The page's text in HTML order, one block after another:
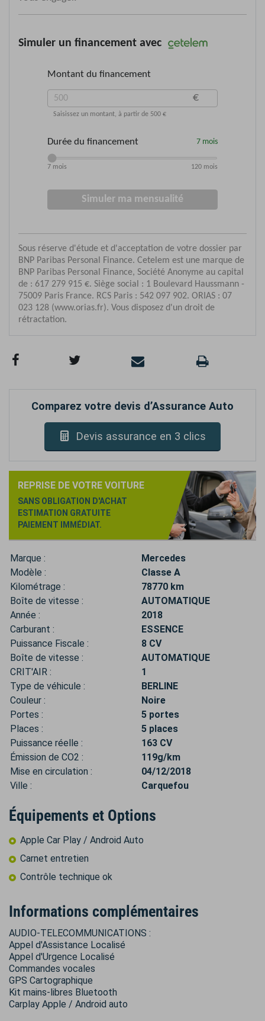
Comparez votre devis d’Assurance Auto
Devis assurance en 3 clics
REPRISE DE VOTRE VOITURE
SANS OBLIGATION D'ACHAT
ESTIMATION GRATUITE
PAIEMENT IMMÉDIAT.
Marque :
Mercedes
Modèle :
Classe A
Kilométrage :
78770 km
Boîte de vitesse :
AUTOMATIQUE
Année :
2018
Carburant :
ESSENCE
Puissance Fiscale :
8 CV
Boîte de vitesse :
AUTOMATIQUE
CRIT'AIR :
1
Type de véhicule :
BERLINE
Couleur :
Noire
Portes :
5 portes
Places :
5 places
Puissance réelle :
163 CV
Émission de CO2 :
119g/km
Mise en circulation :
04/12/2018
Ville :
Carquefou
Équipements et Options
Apple Car Play / Android Auto
Carnet entretien
Contrôle technique ok
Informations complémentaires
AUDIO-TELECOMMUNICATIONS :
Appel d'Assistance Localisé
Appel d'Urgence Localisé
Commandes vocales
GPS Cartographique
Kit mains-libres Bluetooth
Carplay Apple / Android auto